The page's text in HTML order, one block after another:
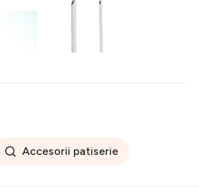
Set 4 duze pentru sticla de
Accesorii patiserie